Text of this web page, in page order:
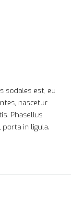
sodales est, eu
nascetur
Phasellus
in ligula.